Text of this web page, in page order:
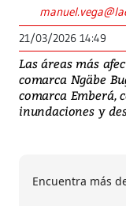
21/03/2026 14:49
Las áreas más
comarca Ngäbe
comarca Emberá,
inundaciones y
Encuentra más